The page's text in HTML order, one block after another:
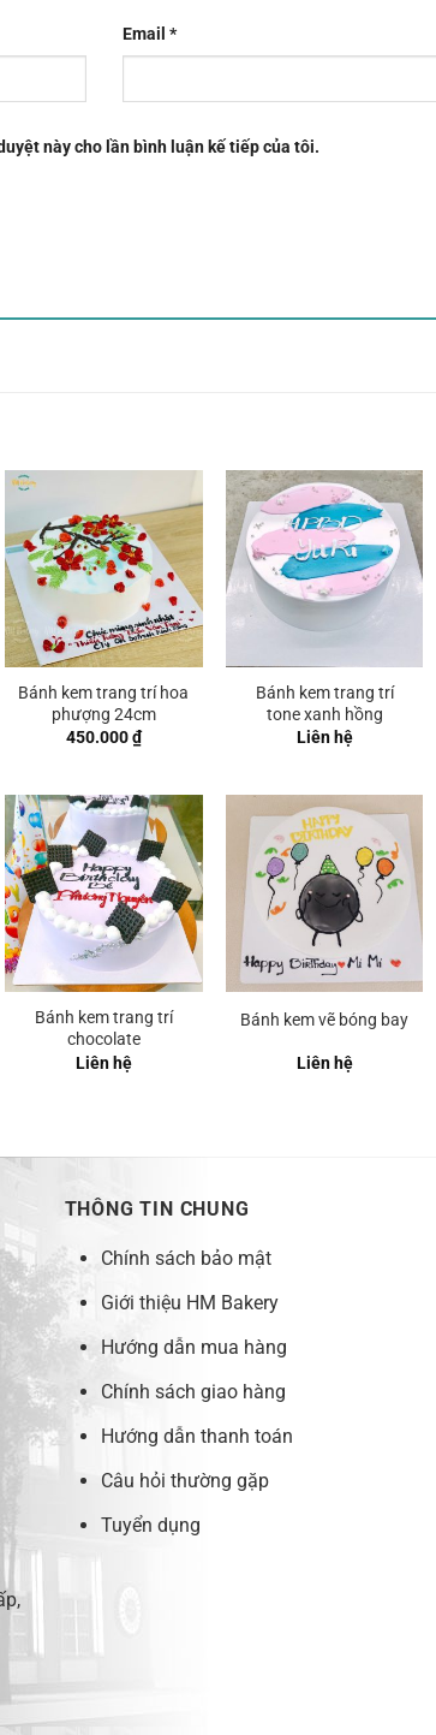
Email *
này cho lần bình luận kế tiếp của tôi.
Bánh kem trang trí hoa
phượng 24cm
450.000₫
Bánh kem trang trí
tone xanh hồng
Liên hệ
Bánh kem trang trí
chocolate
Liên hệ
Bánh kem vẽ bóng bay
Liên hệ
THÔNG TIN CHUNG
Chính sách bảo mật
Giới thiệu HM Bakery
Hướng dẫn mua hàng
Chính sách giao hàng
Hướng dẫn thanh toán
Câu hỏi thường gặp
Tuyển dụng